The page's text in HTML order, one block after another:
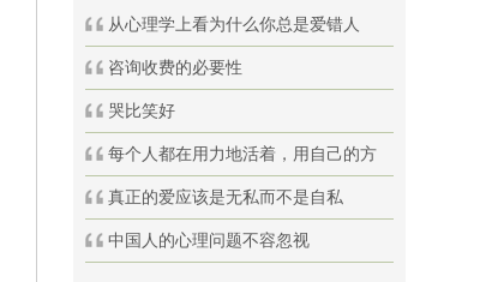
从心理学上看为什么你总是爱错人
咨询收费的必要性
哭比笑好
每个人都在用力地活着，用自己的方
真正的爱应该是无私而不是自私
中国人的心理问题不容忽视